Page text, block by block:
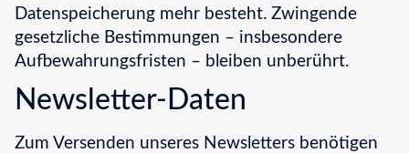
Datenspeicherung mehr besteht. Zwingende
gesetzliche Bestimmungen – insbesondere
Aufbewahrungsfristen – bleiben unberührt.
Newsletter-Daten
Zum Versenden unseres Newsletters benötigen